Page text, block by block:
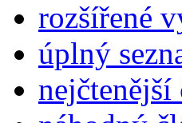
rozšířené
úplný